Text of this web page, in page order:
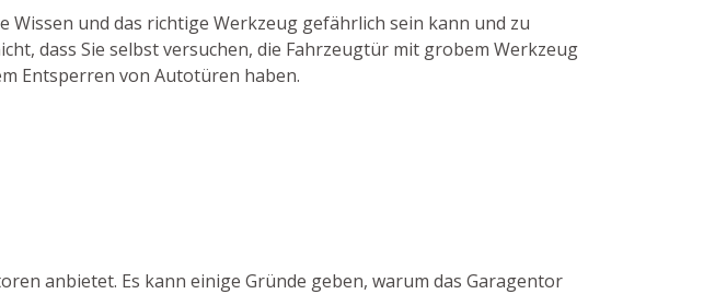
und das richtige Werkzeug gefährlich sein kann und zu
dass Sie selbst versuchen, die Fahrzeugtür mit grobem Werkzeug
Entsperren von Autotüren haben.
anbietet. Es kann einige Gründe geben, warum das Garagentor